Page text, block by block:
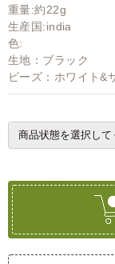
重量:約22g
生産国:india
色:
生地：ブラック
ビーズ：ホワイト&